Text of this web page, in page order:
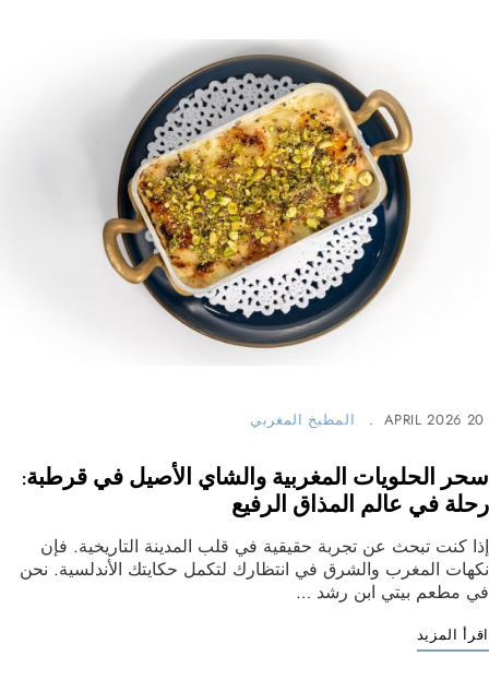
20 APRIL 2026 المطبخ المغربي
سحر الحلويات المغربية والشاي الأصيل في قرطبة:
رحلة في عالم المذاق الرفيع
إذا كنت تبحث عن تجربة حقيقية في قلب المدينة التاريخية. فإن
نكهات المغرب والشرق في انتظارك لتكمل حكايتك الأندلسية. نحن
في مطعم بيتي ابن رشد …
اقرأ المزيد